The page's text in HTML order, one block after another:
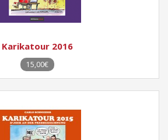
Karikatour 2016
15,00€